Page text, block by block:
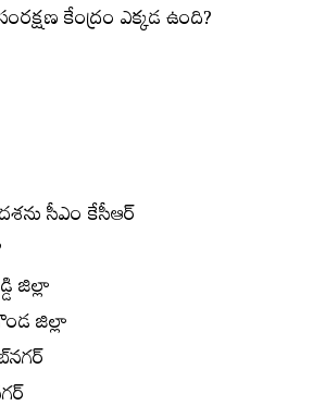
కేంద్రం ఎక్కడ ఉంది?
సీఎం కేసీఆర్
జిల్లా
జిల్లా